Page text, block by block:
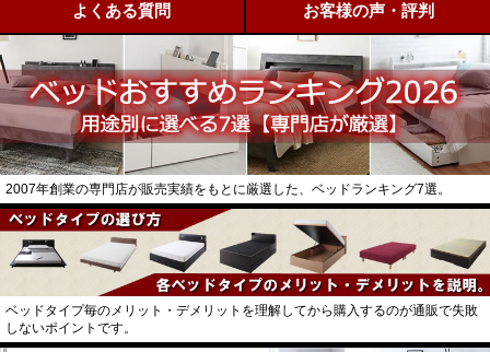
よくある質問 お客様の声・評判
2007年創業の専門店が販売実績をもとに厳選した、ベッドランキング7選。
ベッドタイプ毎のメリット・デメリットを理解してから購入するのが通販で失敗
しないポイントです。